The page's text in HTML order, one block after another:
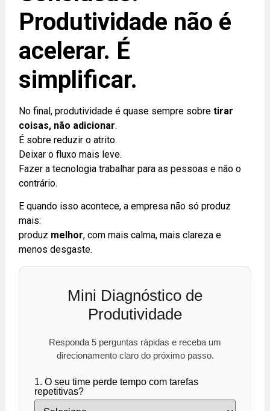
Produtividade não é
acelerar. É
simplificar.
No final, produtividade é quase sempre sobretirar
coisas, não adicionar.
É sobre reduzir o atrito.
Deixar o fluxo mais leve.
Fazer a tecnologia trabalhar para as pessoas e não o
contrário.
E quando isso acontece, a empresa não só produz
mais:
produz melhor, com mais calma, mais clareza e
menos desgaste.
Mini Diagnóstico de
Produtividade
Responda 5 perguntas rápidas e receba um
direcionamento claro do próximo passo.
1. O seu time perde tempo com tarefas
repetitivas?